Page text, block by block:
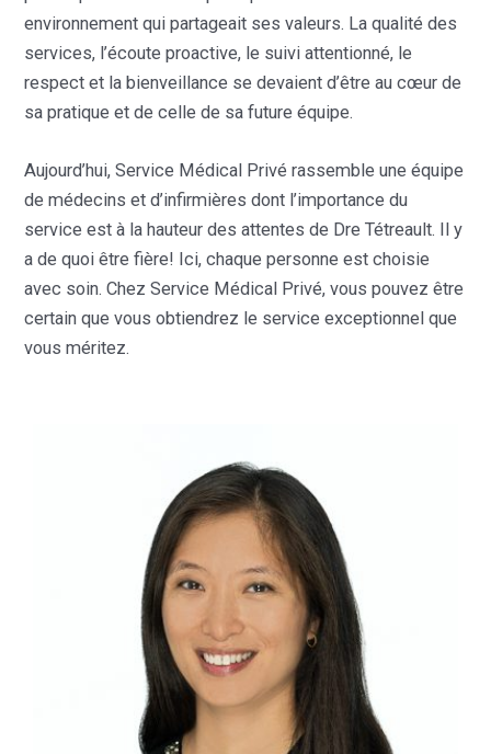
environnement qui partageait ses valeurs. La qualité des
services, l’écoute proactive, le suivi attentionné, le
respect et la bienveillance se devaient d’être au cœur de
sa pratique et de celle de sa future équipe.
Aujourd’hui, Service Médical Privé rassemble une équipe
de médecins et d’infirmières dont l’importance du
service est à la hauteur des attentes de Dre Tétreault. Il y
a de quoi être fière! Ici, chaque personne est choisie
avec soin. Chez Service Médical Privé, vous pouvez être
certain que vous obtiendrez le service exceptionnel que
vous méritez.